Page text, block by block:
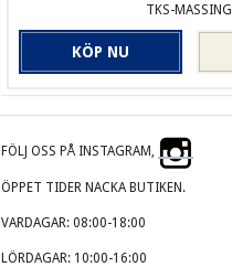
TKS-MASSING
KÖP NU
FÖLJ OSS PÅ INSTAGRAM,
ÖPPET TIDER NACKA BUTIKEN.
VARDAGAR: 08:00-18:00
LÖRDAGAR: 10:00-16:00